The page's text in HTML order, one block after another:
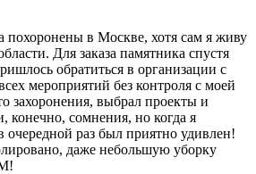
похоронены в Москве, хотя сам я живу
Для заказа памятника спустя
обратиться в организации с
мероприятий без контроля с моей
захоронения, выбрал проекты и
конечно, сомнения, но когда я
очередной раз был приятно удивлен!
даже небольшую уборку